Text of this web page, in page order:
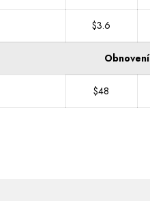
$3.6
Obnovení
$48